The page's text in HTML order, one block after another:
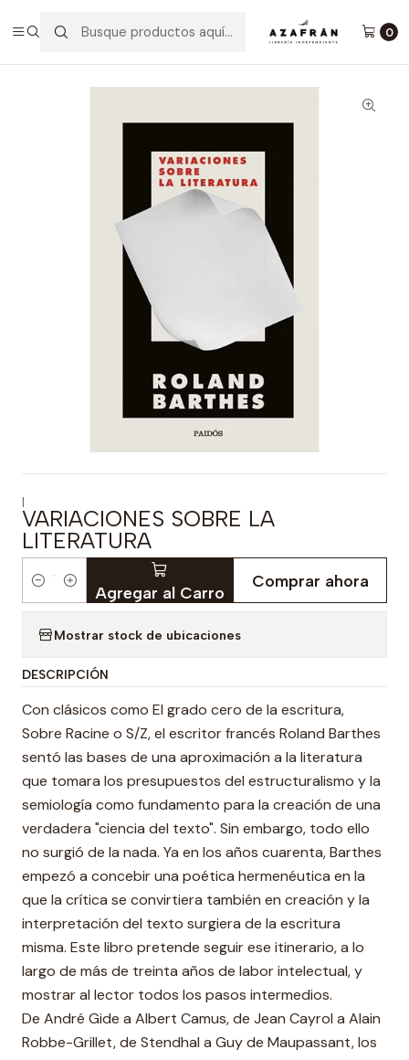
0
Variaciones Sobre La Literatura
|
VARIACIONES SOBRE LA
LITERATURA
Cantidad Agregar al Carro
Comprar ahora
Mostrar stock de ubicaciones
DESCRIPCIÓN
Con clásicos como El grado cero de la escritura,
Sobre Racine o S/Z, el escritor francés Roland Barthes
sentó las bases de una aproximación a la literatura
que tomara los presupuestos del estructuralismo y la
semiología como fundamento para la creación de una
verdadera "ciencia del texto". Sin embargo, todo ello
no surgió de la nada. Ya en los años cuarenta, Barthes
empezó a concebir una poética hermenéutica en la
que la crítica se convirtiera también en creación y la
interpretación del texto surgiera de la escritura
misma. Este libro pretende seguir ese itinerario, a lo
largo de más de treinta años de labor intelectual, y
mostrar al lector todos los pasos intermedios.
De André Gide a Albert Camus, de Jean Cayrol a Alain
Robbe-Grillet, de Stendhal a Guy de Maupassant, los